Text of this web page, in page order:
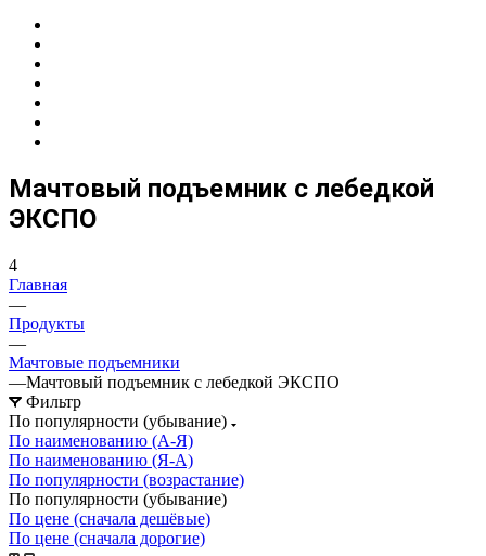
Мачтовый подъемник с лебедкой
ЭКСПО
4
Главная
—
Продукты
—
Мачтовые подъемники
—Мачтовый подъемник с лебедкой ЭКСПО
Фильтр
По популярности (убывание)
По наименованию (А-Я)
По наименованию (Я-А)
По популярности (возрастание)
По популярности (убывание)
По цене (сначала дешёвые)
По цене (сначала дорогие)